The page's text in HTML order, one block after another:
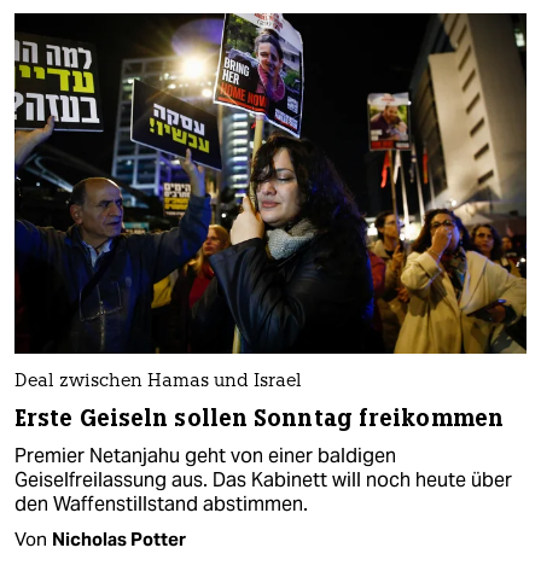
Deal zwischen Hamas und Israel
Erste Geiseln sollen Sonntag freikommen
Premier Netanjahu geht von einer baldigen
Geiselfreilassung aus. Das Kabinett will noch heute über
den Waffenstillstand abstimmen.
Von Nicholas Potter